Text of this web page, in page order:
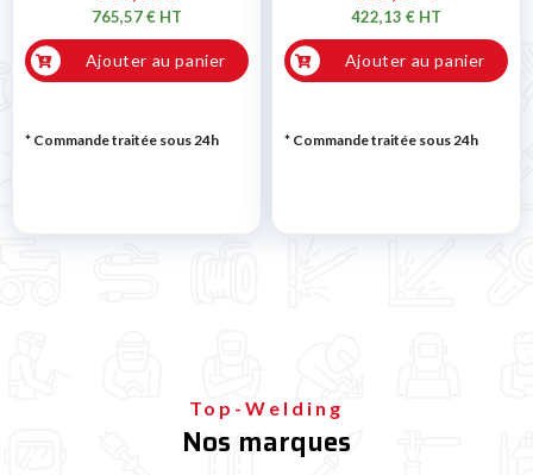
765,57 € HT
Ajouter au panier
* Commande traitée sous 24h
422,13 € HT
Ajouter au panier
* Commande traitée sous 24h
Top-Welding
Nos marques